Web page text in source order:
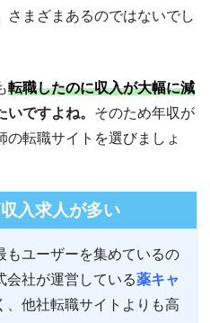
さまざまあるのではないでし
転職したのに収入が大幅に減
ですよね。 そのため年収が
の転職サイトを選びましょ
入求人が多い
もユーザーを集めているの
会社が運営している薬キャ
、他社転職サイトよりも高